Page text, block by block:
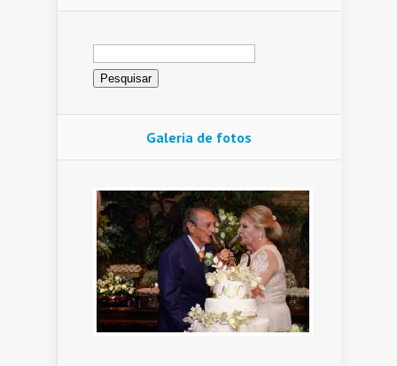
Pesquisar
por:
Galeria de fotos